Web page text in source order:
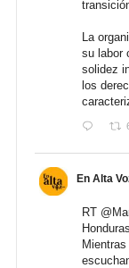
La
su labor
solidez
los
En Alta
RT